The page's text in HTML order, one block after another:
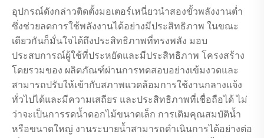
อุปกรณ์ดังกล่าวติดตั้งมอเตอร์เหนี่ยวนำสองขั้วพลังงานต่ำ
ซึ่งช่วยลดการใช้พลังงานได้อย่างมีประสิทธิภาพ ในขณะ
เดียวกันก็มั่นใจได้ถึงประสิทธิภาพที่ทรงพลัง มอบ
ประสบการณ์ผู้ใช้ที่ประหยัดและมีประสิทธิภาพ โครงสร้าง
โดยรวมของ ผลิตภัณฑ์ผ่านการทดสอบอย่างเข้มงวดและ
สามารถปรับให้เข้ากับสภาพแวดล้อมการใช้งานกลางแจ้ง
ทั่วไปได้และมีความเสถียร และประสิทธิภาพที่เชื่อถือได้ ไม่
ว่าจะเป็นการรดน้ำดอกไม้ขนาดเล็ก การเติมคุณสมบัติน้ำ
หรือขนาดใหญ่ งานระบายน้ำสามารถดำเนินการได้อย่างต่อ